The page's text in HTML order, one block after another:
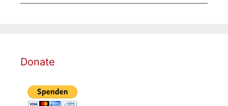
Donate